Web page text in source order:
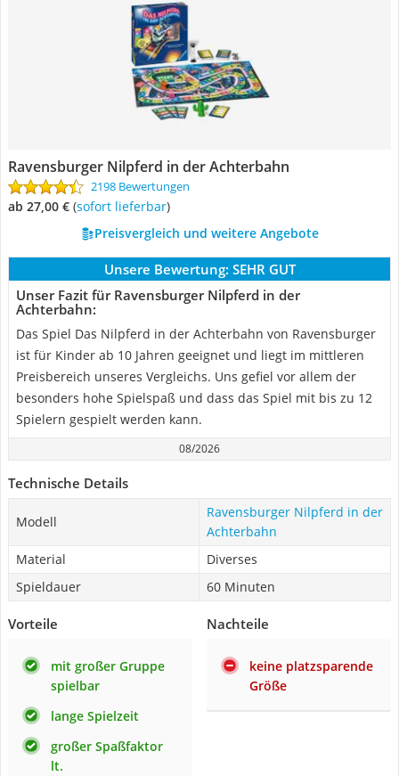
Ravensburger Nilpferd in der Achterbahn
2198 Bewertungen
ab 27,00 € ( Sofort lieferbar)
Preisvergleich und weitere Angebote
Unsere Bewertung: SEHR GUT
Unser Fazit für Ravensburger Nilpferd in der
Achterbahn:
Das Spiel Das Nilpferd in der Achterbahn von Ravensburger
ist für Kinder ab 10 Jahren geeignet und liegt im mittleren
Preisbereich unseres Vergleichs. Uns gefiel vor allem der
besonders hohe Spielspaß und dass das Spiel mit bis zu 12
Spielern gespielt werden kann.
08/2026
Technische Details
Modell
Ravensburger Nilpferd in der
Achterbahn
Material
Diverses
Spieldauer
60 Minuten
Vorteile
mit großer Gruppe
spielbar
lange Spielzeit
großer Spaßfaktor
lt.
Nachteile
keine platzsparende
Größe